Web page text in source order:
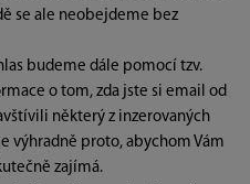
se ale neobejdeme bez
budeme dále pomocí tzv.
o tom, zda jste si email od
některý z inzerovaných
výhradně proto, abychom Vám
zajímá.